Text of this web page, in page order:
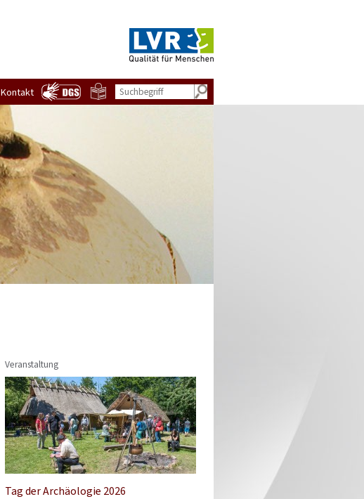
Kontakt
Veranstaltung
Tag der Archäologie 2026